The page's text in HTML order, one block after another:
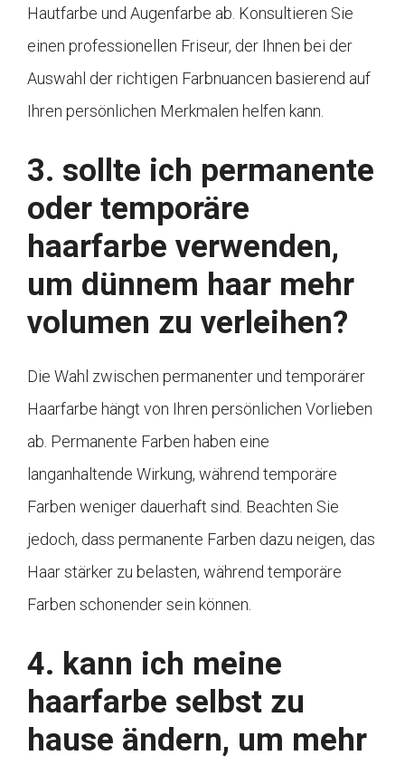
Hautfarbe und Augenfarbe ab. Konsultieren Sie
einen professionellen Friseur, der Ihnen bei der
Auswahl der richtigen Farbnuancen basierend auf
Ihren persönlichen Merkmalen helfen kann.
3. sollte ich permanente
oder temporäre
haarfarbe verwenden,
um dünnem haar mehr
volumen zu verleihen?
Die Wahl zwischen permanenter und temporärer
Haarfarbe hängt von Ihren persönlichen Vorlieben
ab. Permanente Farben haben eine
langanhaltende Wirkung, während temporäre
Farben weniger dauerhaft sind. Beachten Sie
jedoch, dass permanente Farben dazu neigen, das
Haar stärker zu belasten, während temporäre
Farben schonender sein können.
4. kann ich meine
haarfarbe selbst zu
hause ändern, um mehr